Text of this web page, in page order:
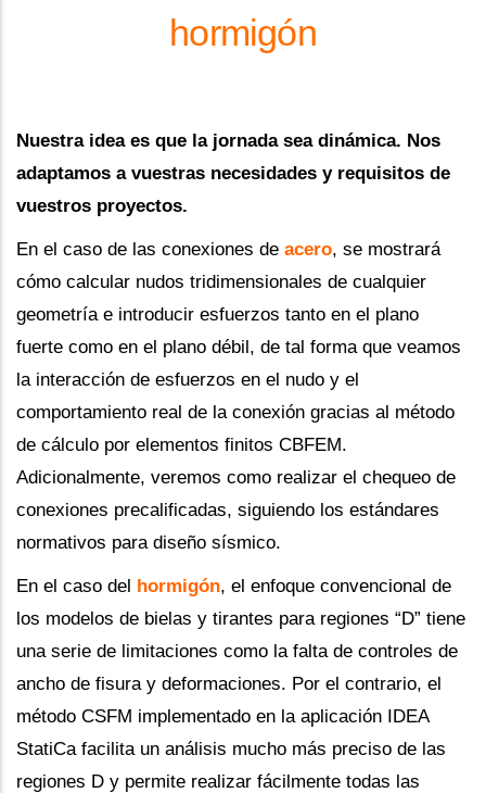
hormigón
Nuestra idea es que la jornada sea dinámica. Nos
adaptamos a vuestras necesidades y requisitos de
vuestros proyectos.
En el caso de las conexiones de acero, se mostrará
cómo calcular nudos tridimensionales de cualquier
geometría e introducir esfuerzos tanto en el plano
fuerte como en el plano débil, de tal forma que veamos
la interacción de esfuerzos en el nudo y el
comportamiento real de la conexión gracias al método
de cálculo por elementos finitos CBFEM.
Adicionalmente, veremos como realizar el chequeo de
conexiones precalificadas, siguiendo los estándares
normativos para diseño sísmico.
En el caso del hormigón, el enfoque convencional de
los modelos de bielas y tirantes para regiones “D” tiene
una serie de limitaciones como la falta de controles de
ancho de fisura y deformaciones. Por el contrario, el
método CSFM implementado en la aplicación IDEA
StatiCa facilita un análisis mucho más preciso de las
regiones D y permite realizar fácilmente todas las